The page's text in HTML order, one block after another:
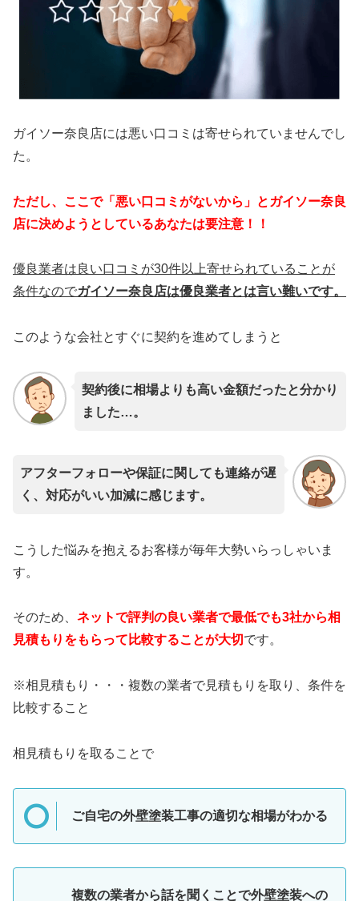
ガイソー奈良店には悪い口コミは寄せられていませんでし
た。
ただし、こ こで「悪い口コミがないから」とガイソー奈良
店に決めようとしているあなたは要注意！！
優良業者は良い口コミが30件以上寄せられていることが
条件なのでガイソー奈良店は優良業者とは言い難いです。
このような会社とすぐに契約を進めてしまうと
契約後に相場よりも高い金額だったと分かり
ました…。
アフターフォローや保証に関しても連絡が遅
く、対応がいい加減に感じます。
こうした悩みを抱えるお客様が毎年大勢いらっしゃいま
す。
そのため、 ネットで評判の良い業者で最低でも3社から相
見積もりをもらって比較することが大切 です。
※相見積もり・・・複数の業者で見積もりを取り、条件を
比較すること
相見積もりを取ることで
ご自宅の外壁塗装工事の適切な相場がわかる
複数の業者から話を聞くことで外壁塗装への